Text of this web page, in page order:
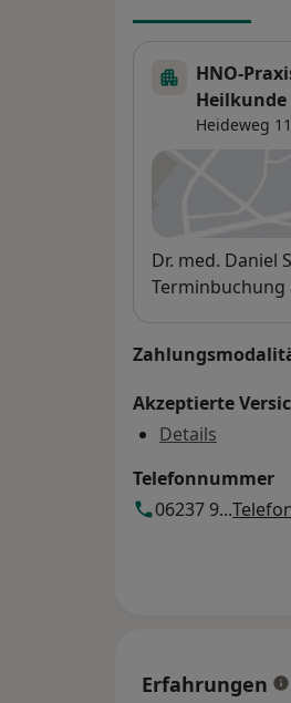
HNO-
Heilkunde
Heideweg
Verfügbarkeit
Dr. med. Daniel
Terminbuchung
Akzeptierte
Details
Telefonnummer
06237 9...
Erfahrungen